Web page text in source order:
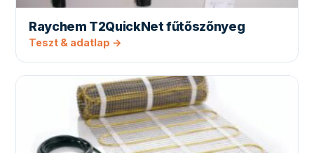
Raychem T2QuickNet fűtőszőnyeg
Teszt & adatlap →